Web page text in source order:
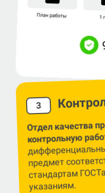
3
Отдел качества
контрольную
предмет
стандартам
указаниям.